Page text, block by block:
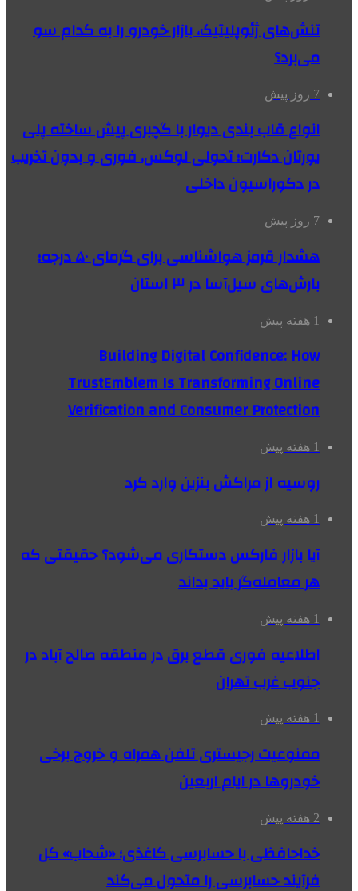
تنش‌های ژئوپلیتیک، بازار خودرو را به کدام سو
می‌برد؟
7 روز پیش
انواع قاب بندی دیوار با گچبری پیش ساخته پلی
یورتان دکارت؛ تحولی لوکس، فوری و بدون تخریب
در دکوراسیون داخلی
7 روز پیش
هشدار قرمز هواشناسی برای گرمای ۵۰ درجه؛
بارش‌های سیل‌آسا در ۳ استان
1 هفته پیش
Building Digital Confidence: How
TrustEmblem Is Transforming Online
Verification and Consumer Protection
1 هفته پیش
روسیه از مراکش بنزین وارد کرد
1 هفته پیش
آیا بازار فارکس دستکاری می‌شود؟ حقیقتی که
هر معامله‌گر باید بداند
1 هفته پیش
اطلاعیه فوری قطع برق در منطقه صالح آباد در
جنوب غرب تهران
1 هفته پیش
ممنوعیت رجیستری تلفن همراه و خروج برخی
خودروها در ایام اربعین
2 هفته پیش
خداحافظی با حسابرسی کاغذی؛ «شحاب» کل
فرآیند حسابرسی را متحول می‌کند